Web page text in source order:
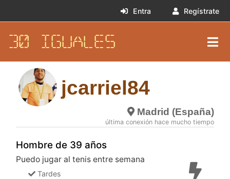
Entra Regístrate
30 IGUALES
jcarriel84
Madrid (España)
última conexión hace mucho tiempo
Hombre de 39 años
Puedo jugar al tenis entre semana
Tardes